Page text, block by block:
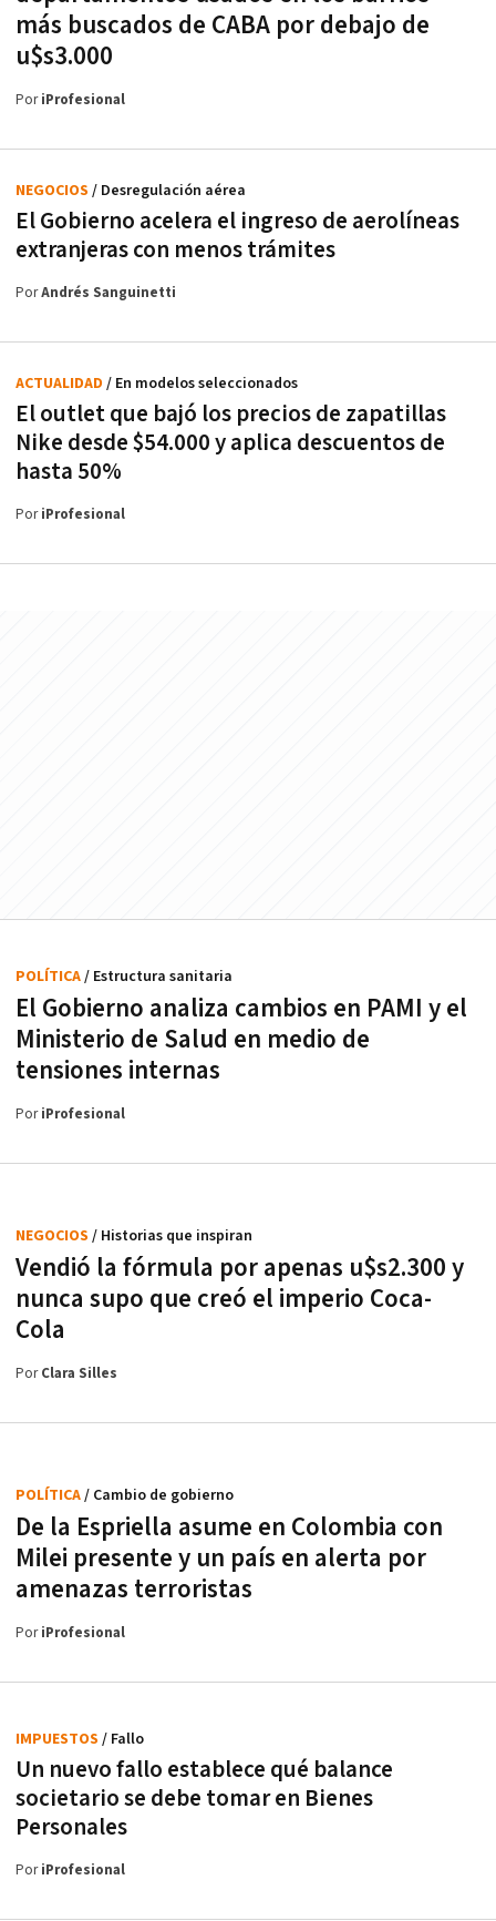
más buscados de CABA por debajo de
u$s3.000
PoriProfesional
El Gobierno acelera el ingreso de aerolíneas
extranjeras con menos trámites
NEGOCIOS / Desregulación aérea
PorAndrés Sanguinetti
El outlet que bajó los precios de zapatillas
Nike desde $54.000 y aplica descuentos de
hasta 50%
ACTUALIDAD / En modelos seleccionados
PoriProfesional
El Gobierno analiza cambios en PAMI y el
Ministerio de Salud en medio de
tensiones internas
POLÍTICA/ Estructura sanitaria
PoriProfesional
Vendió la fórmula por apenas u$s2.300 y
nunca supo que creó el imperio Coca-
Cola
NEGOCIOS / Historias que inspiran
PorClara Silles
De la Espriella asume en Colombia con
Milei presente y un país en alerta por
amenazas terroristas
POLÍTICA/ Cambio de gobierno
PoriProfesional
Un nuevo fallo establece qué balance
societario se debe tomar en Bienes
Personales
IMPUESTOS / Fallo
PoriProfesional